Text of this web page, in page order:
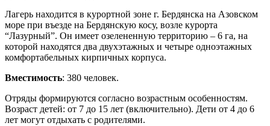
Лагерь находится в курортной зоне г. Бердянска на Азовском
море при въезде на Бердянскую косу, возле курорта
“Лазурный”. Он имеет озелененную территорию – 6 га, на
которой находятся два двухэтажных и четыре одноэтажных
комфортабельных кирпичных корпуса.
Вместимость: 380 человек.
Отряды формируются согласно возрастным особенностям.
Возраст детей: от 7 до 15 лет (включительно). Дети от 4 до 6
лет могут отдыхать с родителями.